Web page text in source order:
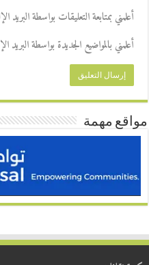
أعلمني بمتابعة التعليقات بواسطة البريد
أعلمني بالمواضيع الجديدة بواسطة البريد
مواقع مهمة